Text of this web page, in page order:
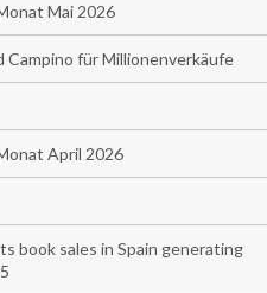
Mai 2026
Campino für Millionenverkäufe
April 2026
book sales in Spain generating